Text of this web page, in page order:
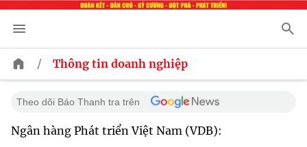
/ Thông tin doanh nghiệp
Theo dõi Báo Thanh tra trên
Ngân hàng Phát triển Việt Nam (VDB):